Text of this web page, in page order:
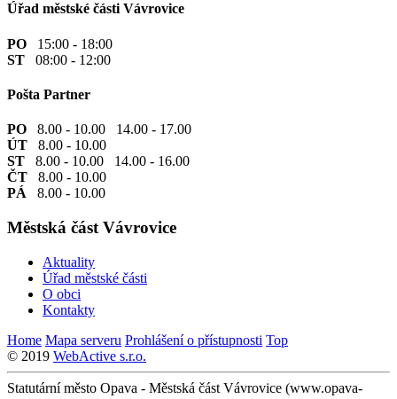
Úřad městské části Vávrovice
PO 15:00 - 18:00
ST 08:00 - 12:00
Pošta Partner
PO 8.00 - 10.00 14.00 - 17.00
ÚT 8.00 - 10.00
ST 8.00 - 10.00 14.00 - 16.00
ČT 8.00 - 10.00
PÁ 8.00 - 10.00
Městská část Vávrovice
Aktuality
Úřad městské části
O obci
Kontakty
Home Mapa serveru Prohlášení o přístupnosti Top
© 2019 WebActive s.r.o.
Statutární město Opava - Městská část Vávrovice (www.opava-